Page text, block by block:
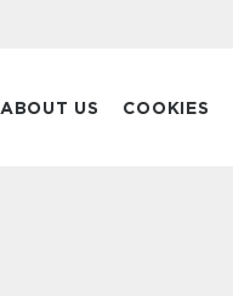
ABOUT US COOKIES